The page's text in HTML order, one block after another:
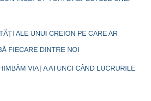
ALE UNUI CREION PE CARE AR
FIECARE DINTRE NOI
VIAȚA ATUNCI CÂND LUCRURILE